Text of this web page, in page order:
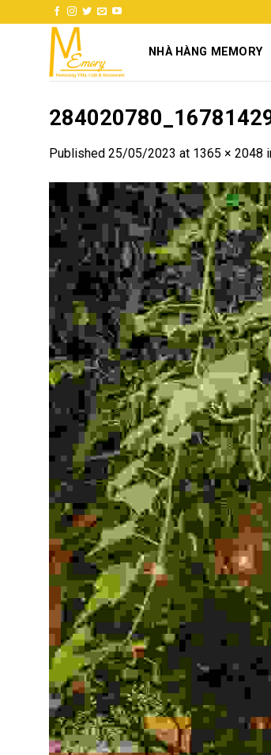
to
NHÀ HÀNG MEMORY
Published 25/05/2023 at 1365 × 2048